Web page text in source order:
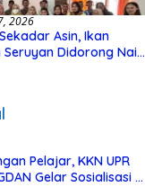
2026
Asin, Ikan
Seruyan Didorong Naik
Pelajar, KKN UPR
Gelar Sosialisasi di